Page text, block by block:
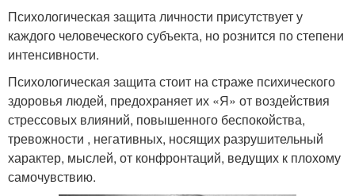
Психологическая защита личности присутствует у
каждого человеческого субъекта, но рознится по степени
интенсивности.
Психологическая защита стоит на страже психического
здоровья людей, предохраняет их «Я» от воздействия
стрессовых влияний, повышенного беспокойства,
тревожности , негативных, носящих разрушительный
характер, мыслей, от конфронтаций, ведущих к плохому
самочувствию.